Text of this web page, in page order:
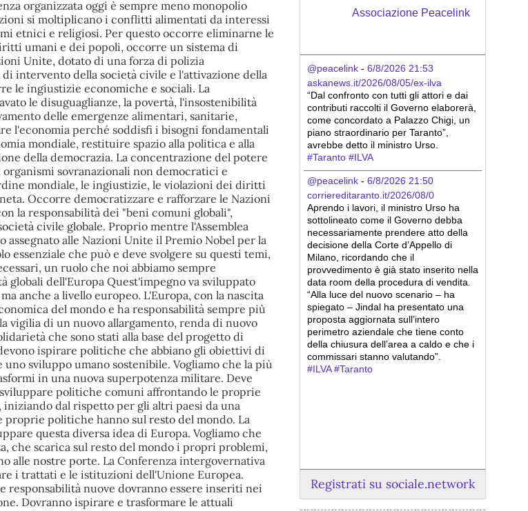
Associazione Peacelink
@peacelink - 6/8/2026 21:53
askanews.it/2026/08/05/ex-ilva
“Dal confronto con tutti gli attori e dai
contributi raccolti il Governo elaborerà,
come concordato a Palazzo Chigi, un
piano straordinario per Taranto”,
avrebbe detto il ministro Urso.
#Taranto #ILVA
@peacelink - 6/8/2026 21:50
corriereditaranto.it/2026/08/0
Aprendo i lavori, il ministro Urso ha
sottolineato come il Governo debba
necessariamente prendere atto della
decisione della Corte d’Appello di
Milano, ricordando che il
provvedimento è già stato inserito nella
data room della procedura di vendita.
“Alla luce del nuovo scenario – ha
spiegato – Jindal ha presentato una
proposta aggiornata sull’intero
perimetro aziendale che tiene conto
della chiusura dell’area a caldo e che i
commissari stanno valutando”.
#ILVA #Taranto
Registrati su sociale.network